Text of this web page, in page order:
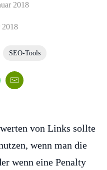
2018
2018
SEO-Tools
von Links sollte
wenn man die
wenn eine Penalty